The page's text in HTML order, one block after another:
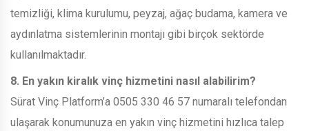
temizliği, klima kurulumu, peyzaj, ağaç budama, kamera ve
aydınlatma sistemlerinin montajı gibi birçok sektörde
kullanılmaktadır.
8. En yakın kiralık vinç hizmetini nasıl alabilirim?
Sürat Vinç Platform’a 0505 330 46 57 numaralı telefondan
ulaşarak konumunuza en yakın vinç hizmetini hızlıca talep